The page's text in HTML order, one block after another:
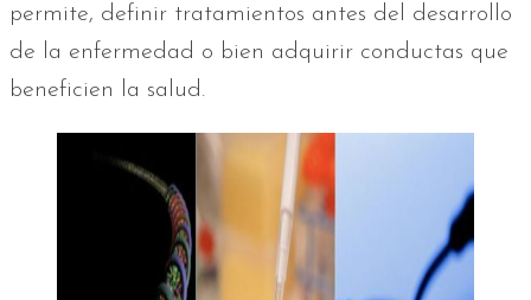
permite, definir tratamientos antes del desarrollo
de la enfermedad o bien adquirir conductas que
beneficien la salud.